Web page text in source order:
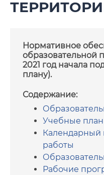
Нормативное
образовательной
2021 год начала
плану).
Содержание:
Учебные
Календарный
работы
Рабочие